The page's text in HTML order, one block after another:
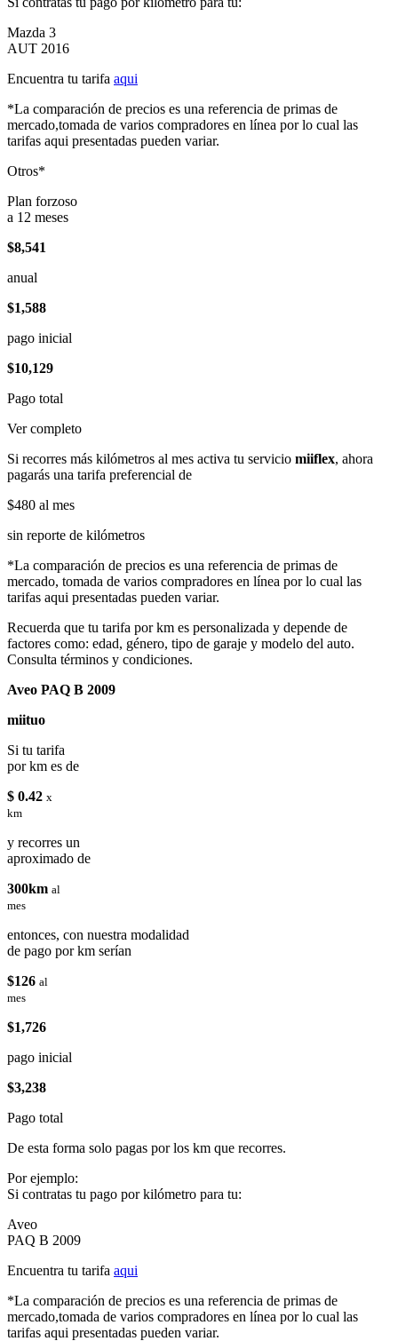
Mazda 3
AUT 2016
Encuentra tu tarifa aqui
*La comparación de precios es una referencia de primas de
mercado,tomada de varios compradores en línea por lo cual las
tarifas aqui presentadas pueden variar.
Otros*
Plan forzoso
a 12 meses
$8,541
anual
$1,588
pago inicial
$10,129
Pago total
Ver completo
Si recorres más kilómetros al mes activa tu servicio miiflex, ahora
pagarás una tarifa preferencial de
$480 al mes
sin reporte de kilómetros
*La comparación de precios es una referencia de primas de
mercado, tomada de varios compradores en línea por lo cual las
tarifas aqui presentadas pueden variar.
Recuerda que tu tarifa por km es personalizada y depende de
factores como: edad, género, tipo de garaje y modelo del auto.
Consulta términos y condiciones.
Aveo PAQ B 2009
miituo
Si tu tarifa
por km es de
$ 0.42 x
km
y recorres un
aproximado de
300km al
mes
entonces, con nuestra modalidad
de pago por km serían
$126 al
mes
$1,726
pago inicial
$3,238
Pago total
De esta forma solo pagas por los km que recorres.
Por ejemplo:
Si contratas tu pago por kilómetro para tu:
Aveo
PAQ B 2009
Encuentra tu tarifa aqui
*La comparación de precios es una referencia de primas de
mercado,tomada de varios compradores en línea por lo cual las
tarifas aqui presentadas pueden variar.